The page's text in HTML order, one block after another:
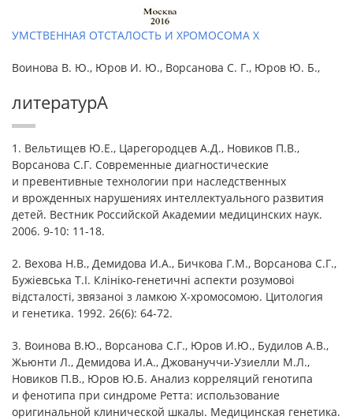
УМСТВЕННАЯ ОТСТАЛОСТЬ И ХРОМОСОМА Х
Воинова В. Ю., Юров И. Ю., Ворсанова С. Г., Юров Ю. Б.,
литературА
1. Вельтищев Ю.Е., Царегородцев А.Д., Новиков П.В.,
Ворсанова С.Г. Современные диагностические
и превентивные технологии при наследственных
и врожденных нарушениях интеллектуального развития
детей. Вестник Российской Академии медицинских наук.
2006. 9-10: 11-18.
2. Вехова Н.В., Демидова И.А., Бичкова Г.М., Ворсанова С.Г.,
Бужiевська Т.I. Клiнiко-генетичнi аспекти розумовоi
вiдсталостi, звязаноi з ламкою Х-хромосомою. Цитология
и генетика. 1992. 26(6): 64-72.
3. Воинова В.Ю., Ворсанова С.Г., Юров И.Ю., Будилов А.В.,
Жьюнти Л., Демидова И.А., Джовануччи-Узиелли М.Л.,
Новиков П.В., Юров Ю.Б. Анализ корреляций генотипа
и фенотипа при синдроме Ретта: использование
оригинальной клинической шкалы. Медицинская генетика.